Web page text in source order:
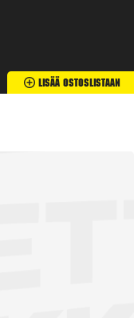
Lisää Ostoslistaan